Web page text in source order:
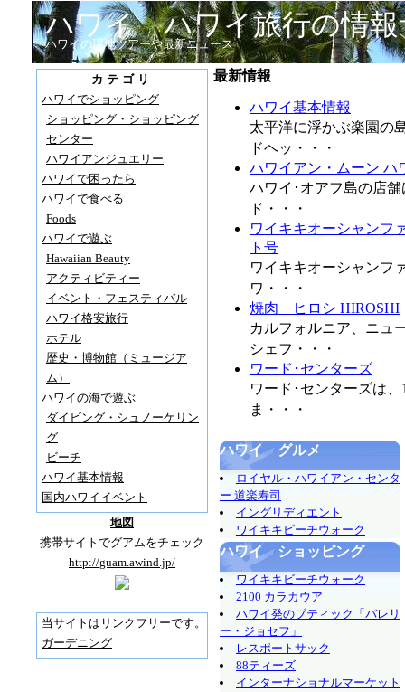
ハワイ ハワイ旅行の情
ハワイの現地ツアーや最新ニュース
カテゴリ
ハワイでショッピング
ショッピング・ショッピング
センター
ハワイアンジュエリー
ハワイで困ったら
ハワイで食べる
Foods
ハワイで遊ぶ
Hawaiian Beauty
アクティビティー
イベント・フェスティバル
ハワイ格安旅行
ホテル
歴史・博物館（ミュージア
ム）
ハワイの海で遊ぶ
ダイビング・シュノーケリン
グ
ビーチ
ハワイ基本情報
国内ハワイイベント
地図
携帯サイトでグアムをチェック
http://guam.awind.jp/
当サイトはリンクフリーです。
ガーデニング
最新情報
ハワイ基本情報
太平洋に浮かぶ楽園の
ドヘッ・・・
ハワイアン・ムーン ハ
ハワイ･オアフ島の店
ド・・・
ワイキキオーシャン
ト号
ワイキキオーシャンフ
ワ・・・
焼肉 ヒロシ HIROSHI
カルフォルニア、ニュ
シェフ・・・
ワード･センターズ
ワード･センターズは
ま・・・
ハワイ グルメ
ロイヤル・ハワイアン・センタ
ー 道楽寿司
イングリディエント
ワイキキビーチウォーク
ハワイ ショッピング
ワイキキビーチウォーク
2100 カラカウア
ハワイ発のブティック「バレリ
ー・ジョセフ」
レスポートサック
88ティーズ
インターナショナルマーケット